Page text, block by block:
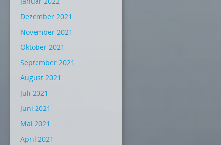
Dezember 2021
November 2021
Oktober 2021
September 2021
August 2021
Juli 2021
Juni 2021
Mai 2021
April 2021